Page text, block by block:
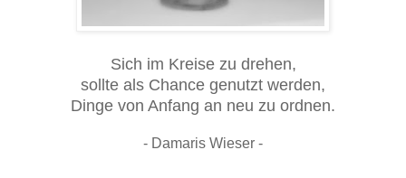
Sich im Kreise zu drehen,
sollte als Chance genutzt werden,
Dinge von Anfang an neu zu ordnen.
- Damaris Wieser -